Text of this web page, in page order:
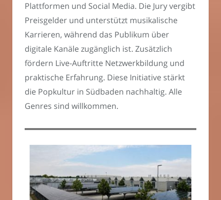
Plattformen und Social Media. Die Jury vergibt
Preisgelder und unterstützt musikalische
Karrieren, während das Publikum über
digitale Kanäle zugänglich ist. Zusätzlich
fördern Live-Auftritte Netzwerkbildung und
praktische Erfahrung. Diese Initiative stärkt
die Popkultur in Südbaden nachhaltig. Alle
Genres sind willkommen.